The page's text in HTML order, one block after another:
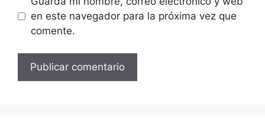
en este navegador para la próxima vez que
comente.